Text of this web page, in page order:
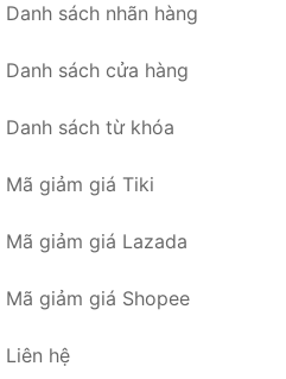
Danh sách nhãn hàng
Danh sách cửa hàng
Danh sách từ khóa
Mã giảm giá Tiki
Mã giảm giá Lazada
Mã giảm giá Shopee
Liên hệ